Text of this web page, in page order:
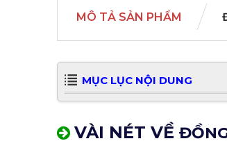
MÔ TẢ SẢN PHẨM
MỤC LỤC NỘI DUNG
VÀI NÉT VỀ